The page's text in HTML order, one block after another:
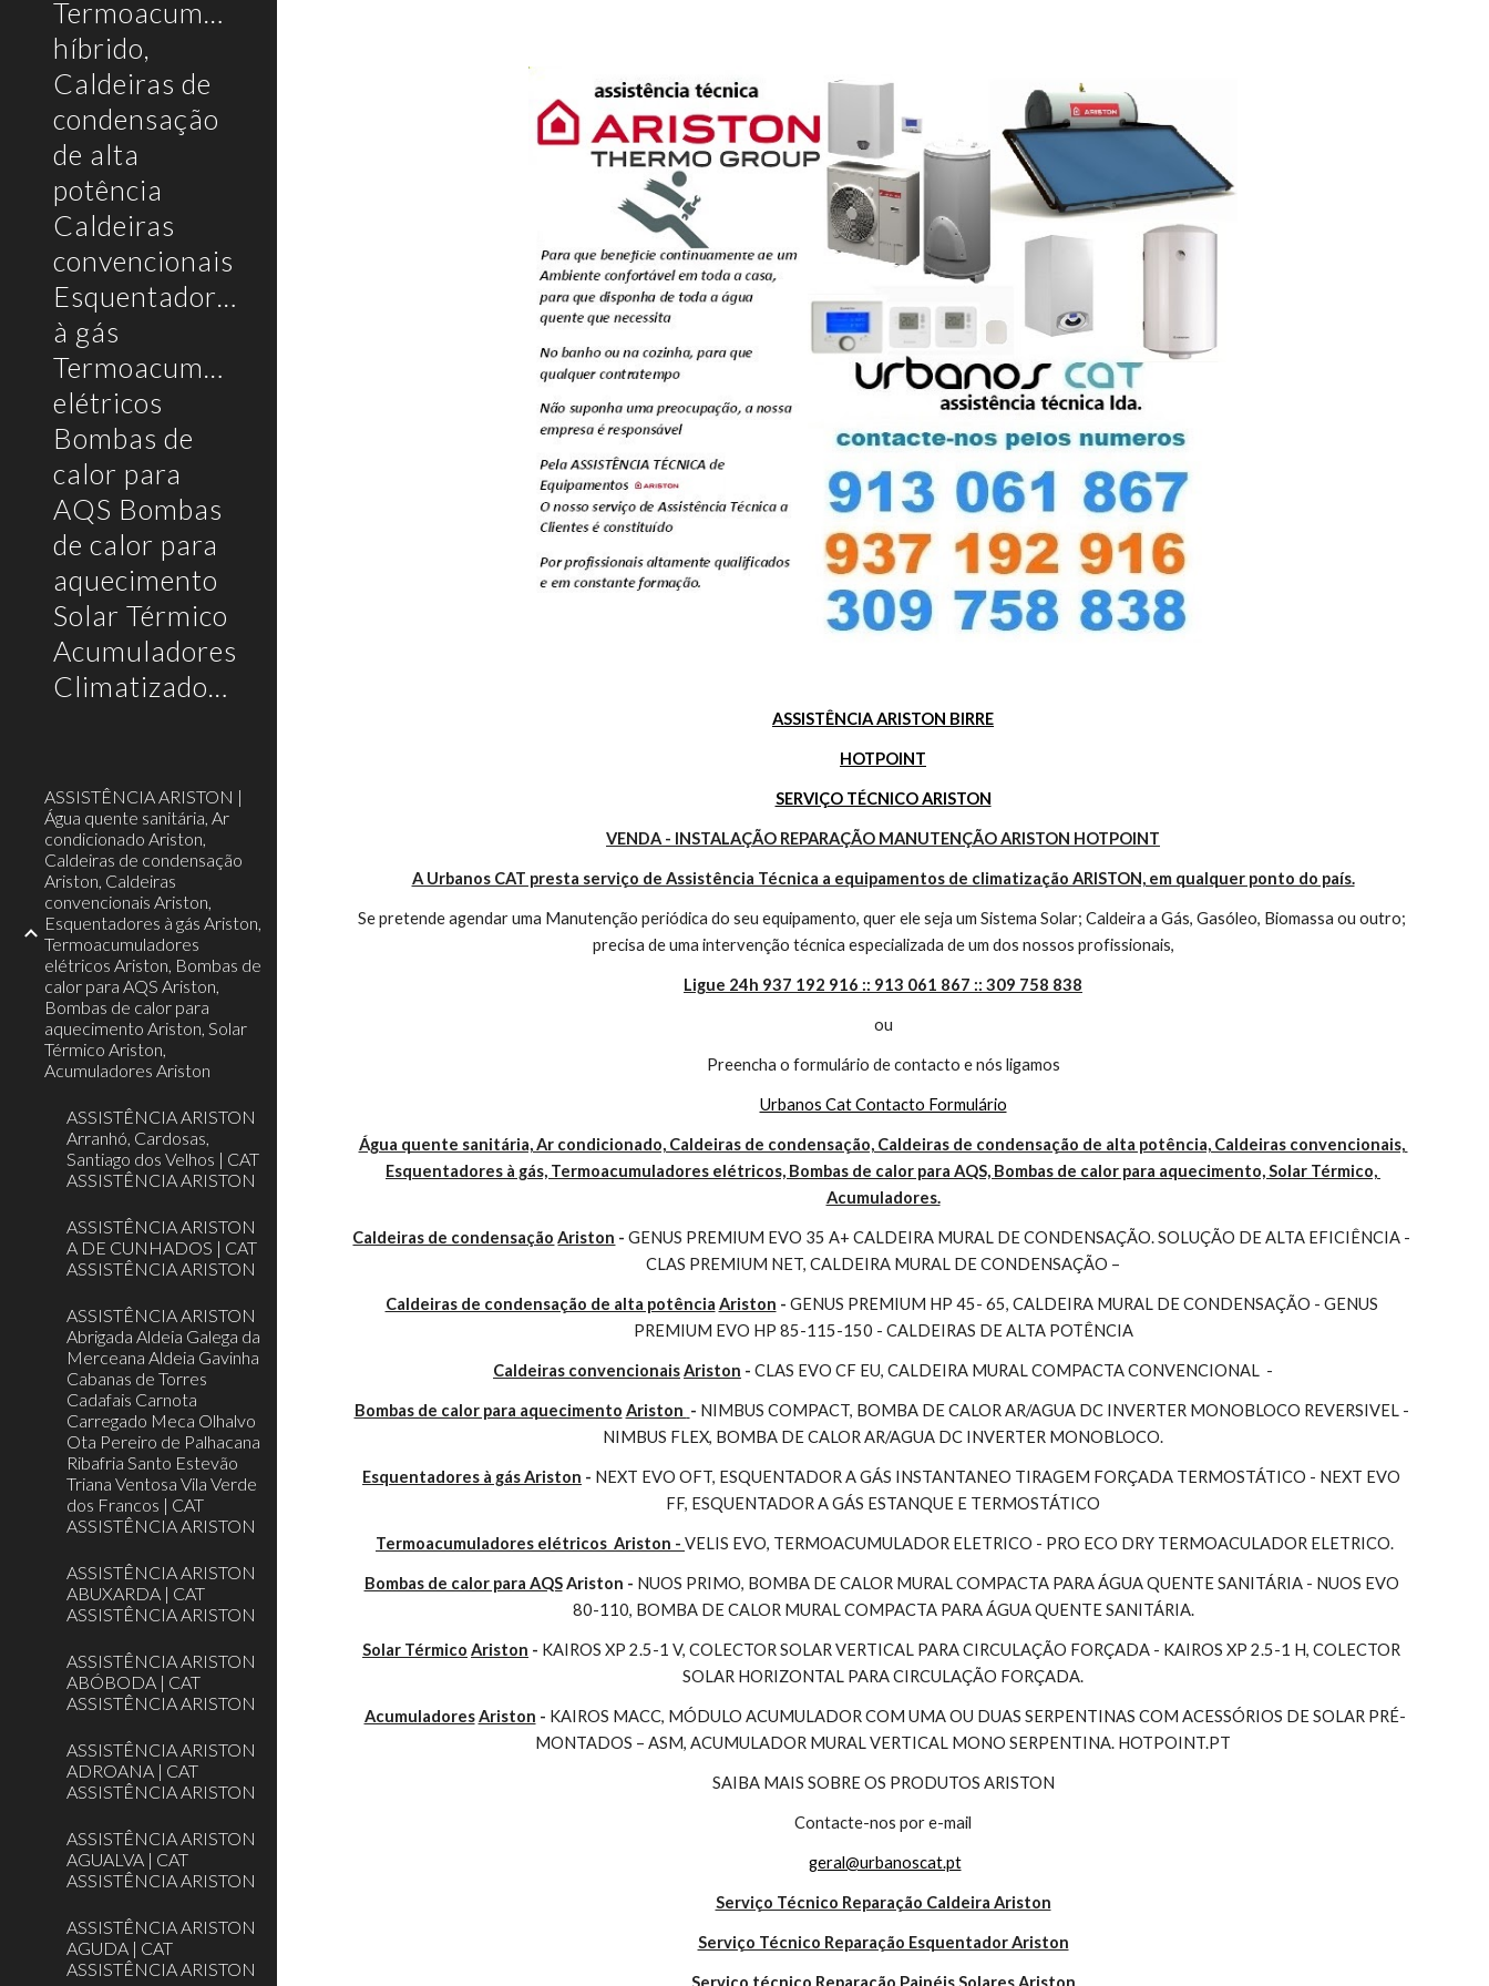
Termoacumulador
híbrido,
Caldeiras de
condensação
de alta
potência
Caldeiras
convencionais
Esquentadores
à gás
Termoacumuladores
elétricos
Bombas de
calor para
AQS Bombas
de calor para
aquecimento
Solar Térmico
Acumuladores
Climatizadores
ASSISTÊNCIA ARISTON |
Água quente sanitária, Ar
condicionado Ariston,
Caldeiras de condensação
Ariston, Caldeiras
convencionais Ariston,
Esquentadores à gás Ariston,
Termoacumuladores
elétricos Ariston, Bombas de
calor para AQS Ariston,
Bombas de calor para
aquecimento Ariston, Solar
Térmico Ariston,
Acumuladores Ariston
ASSISTÊNCIA ARISTON
Arranhó, Cardosas,
Santiago dos Velhos | CAT
ASSISTÊNCIA ARISTON
ASSISTÊNCIA ARISTON
A DE CUNHADOS | CAT
ASSISTÊNCIA ARISTON
ASSISTÊNCIA ARISTON
Abrigada Aldeia Galega da
Merceana Aldeia Gavinha
Cabanas de Torres
Cadafais Carnota
Carregado Meca Olhalvo
Ota Pereiro de Palhacana
Ribafria Santo Estevão
Triana Ventosa Vila Verde
dos Francos | CAT
ASSISTÊNCIA ARISTON
ASSISTÊNCIA ARISTON
ABUXARDA | CAT
ASSISTÊNCIA ARISTON
ASSISTÊNCIA ARISTON
ABÓBODA | CAT
ASSISTÊNCIA ARISTON
ASSISTÊNCIA ARISTON
ADROANA | CAT
ASSISTÊNCIA ARISTON
ASSISTÊNCIA ARISTON
AGUALVA | CAT
ASSISTÊNCIA ARISTON
ASSISTÊNCIA ARISTON
AGUDA | CAT
ASSISTÊNCIA ARISTON
ASSISTÊNCIA ARISTON BIRRE
HOTPOINT
SERVIÇO TÉCNICO ARISTON
VENDA - INSTALAÇÃO REPARAÇÃO MANUTENÇÃO ARISTON HOTPOINT
A Urbanos CAT presta serviço de Assistência Técnica a equipamentos de climatização ARISTON, em qualquer ponto do país.
Se pretende agendar uma Manutenção periódica do seu equipamento, quer ele seja um Sistema Solar; Caldeira a Gás, Gasóleo, Biomassa ou outro;
precisa de uma intervenção técnica especializada de um dos nossos profissionais,
Ligue 24h 937 192 916 :: 913 061 867 :: 309 758 838
ou
Preencha o formulário de contacto e nós ligamos
Urbanos Cat Contacto Formulário
Água quente sanitária, Ar condicionado, Caldeiras de condensação, Caldeiras de condensação de alta potência, Caldeiras convencionais,
Esquentadores à gás, Termoacumuladores elétricos, Bombas de calor para AQS, Bombas de calor para aquecimento, Solar Térmico,
Acumuladores.
Caldeiras de condensação Ariston - GENUS PREMIUM EVO 35 A+ CALDEIRA MURAL DE CONDENSAÇÃO. SOLUÇÃO DE ALTA EFICIÊNCIA -
CLAS PREMIUM NET, CALDEIRA MURAL DE CONDENSAÇÃO –
Caldeiras de condensação de alta potência Ariston - GENUS PREMIUM HP 45- 65, CALDEIRA MURAL DE CONDENSAÇÃO - GENUS
PREMIUM EVO HP 85-115-150 - CALDEIRAS DE ALTA POTÊNCIA
Caldeiras convencionaisAriston - CLAS EVO CF EU, CALDEIRA MURAL COMPACTA CONVENCIONAL  -
Bombas de calor para aquecimento Ariston - NIMBUS COMPACT, BOMBA DE CALOR AR/AGUA DC INVERTER MONOBLOCO REVERSIVEL -
NIMBUS FLEX, BOMBA DE CALOR AR/AGUA DC INVERTER MONOBLOCO.
Esquentadores à gás Ariston - NEXT EVO OFT, ESQUENTADOR A GÁS INSTANTANEO TIRAGEM FORÇADA TERMOSTÁTICO - NEXT EVO
FF, ESQUENTADOR A GÁS ESTANQUE E TERMOSTÁTICO
Termoacumuladores elétricos  Ariston - VELIS EVO, TERMOACUMULADOR ELETRICO - PRO ECO DRY TERMOACULADOR ELETRICO.
Bombas de calor para AQS Ariston - NUOS PRIMO, BOMBA DE CALOR MURAL COMPACTA PARA ÁGUA QUENTE SANITÁRIA - NUOS EVO
80-110, BOMBA DE CALOR MURAL COMPACTA PARA ÁGUA QUENTE SANITÁRIA.
Solar Térmico Ariston - KAIROS XP 2.5-1 V, COLECTOR SOLAR VERTICAL PARA CIRCULAÇÃO FORÇADA - KAIROS XP 2.5-1 H, COLECTOR
SOLAR HORIZONTAL PARA CIRCULAÇÃO FORÇADA.
Acumuladores Ariston - KAIROS MACC, MÓDULO ACUMULADOR COM UMA OU DUAS SERPENTINAS COM ACESSÓRIOS DE SOLAR PRÉ-
MONTADOS – ASM, ACUMULADOR MURAL VERTICAL MONO SERPENTINA. HOTPOINT.PT
SAIBA MAIS SOBRE OS PRODUTOS ARISTON
Contacte-nos por e-mail
geral@urbanoscat.pt
Serviço Técnico Reparação Caldeira Ariston
Serviço Técnico Reparação Esquentador Ariston
Serviço técnico Reparação Painéis Solares Ariston